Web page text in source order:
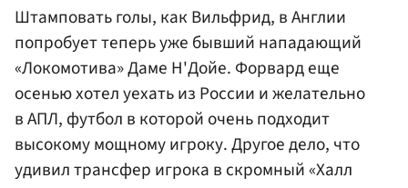
Штамповать голы, как Вильфрид, в Англии
попробует теперь уже бывший нападающий
«Локомотива» Даме Н'Дойе. Форвард еще
осенью хотел уехать из России и желательно
в АПЛ, футбол в которой очень подходит
высокому мощному игроку. Другое дело, что
удивил трансфер игрока в скромный «Халл